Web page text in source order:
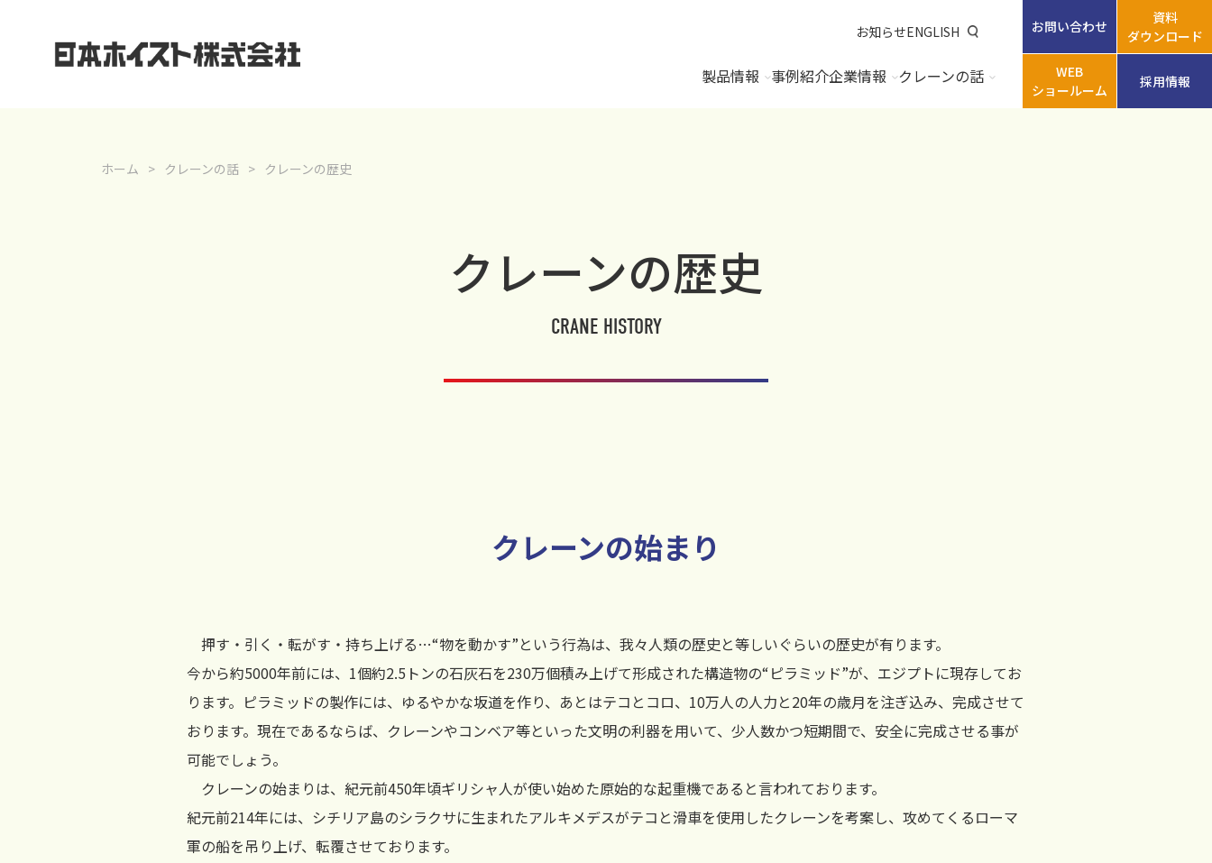
お知らせENGLISH
製品情報 事例紹介企業情報 クレーンの話
お問い合わせ
資料
ダウンロード
WEB
ショールーム
採用情報
ホーム クレーンの話 クレーンの歴史
クレーンの歴史
CRANE HISTORY
クレーンの始まり
押す・引く・転がす・持ち上げる…“物を動かす”という行為は、我々人類の歴史と等しいぐらいの歴史が有ります。
今から約5000年前には、1個約2.5トンの石灰石を230万個積み上げて形成された構造物の“ピラミッド”が、エジプトに現存してお
ります。ピラミッドの製作には、ゆるやかな坂道を作り、あとはテコとコロ、10万人の人力と20年の歳月を注ぎ込み、完成させて
おります。現在であるならば、クレーンやコンベア等といった文明の利器を用いて、少人数かつ短期間で、安全に完成させる事が
可能でしょう。
クレーンの始まりは、紀元前450年頃ギリシャ人が使い始めた原始的な起重機であると言われております。
紀元前214年には、シチリア島のシラクサに生まれたアルキメデスがテコと滑車を使用したクレーンを考案し、攻めてくるローマ
軍の船を吊り上げ、転覆させております。